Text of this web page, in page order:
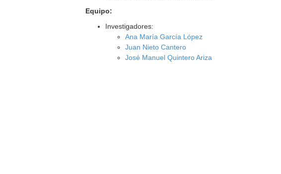
Equipo:
Investigadores:
Ana María García López
Juan Nieto Cantero
José Manuel Quintero Ariza